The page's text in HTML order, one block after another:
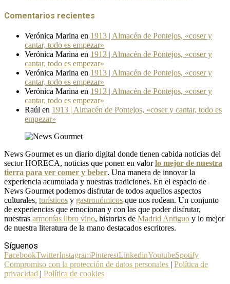
Comentarios recientes
Verónica Marina en 1913 | Almacén de Pontejos, «coser y
cantar, todo es empezar»
Verónica Marina en 1913 | Almacén de Pontejos, «coser y
cantar, todo es empezar»
Verónica Marina en 1913 | Almacén de Pontejos, «coser y
cantar, todo es empezar»
Verónica Marina en 1913 | Almacén de Pontejos, «coser y
cantar, todo es empezar»
Raúl en 1913 | Almacén de Pontejos, «coser y cantar, todo es
empezar»
News Gourmet es un diario digital donde tienen cabida noticias del
sector HORECA, noticias que ponen en valorlo mejor de nuestra
tierra para ver comer y beber. Una manera de innovar la
experiencia acumulada y nuestras tradiciones. En el espacio de
News Gourmet podemos disfrutar de todos aquellos aspectos
culturales, turísticos y gastronómicos que nos rodean. Un conjunto
de experiencias que emocionan y con las que poder disfrutar,
nuestras armonías libro vino, historias de Madrid Antiguo y lo mejor
de nuestra literatura de la mano destacados escritores.
Síguenos
FacebookTwitterInstagramPinterestLinkedinYoutubeSpotify
Compromiso con la protección de datos personales | Política de
privacidad | Política de cookies